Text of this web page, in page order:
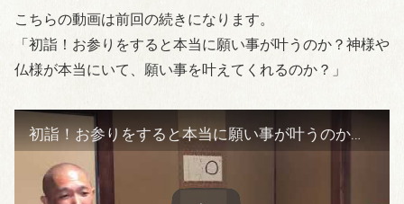
こちらの動画は前回の続きになります。
「初詣！お参りをすると本当に願い事が叶うのか？神様や
仏様が本当にいて、願い事を叶えてくれるのか？」
初詣！お参りをすると本当に願い事が叶うのか？神様や仏様が本当にいて、願い事を叶えてくれるのか？